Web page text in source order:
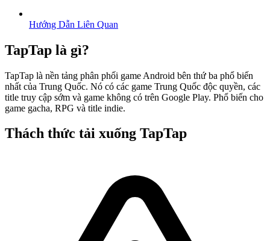
Hướng Dẫn Liên Quan
TapTap là gì?
TapTap là nền tảng phân phối game Android bên thứ ba phổ biến
nhất của Trung Quốc. Nó có các game Trung Quốc độc quyền, các
title truy cập sớm và game không có trên Google Play. Phổ biến cho
game gacha, RPG và title indie.
Thách thức tải xuống TapTap